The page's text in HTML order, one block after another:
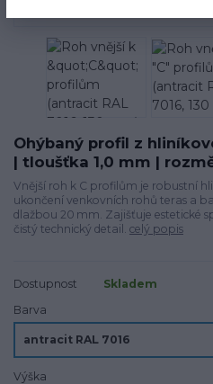
Ohýbaný profil z
| tloušťka 1,0 mm |
Vnější roh k C profilům je robustní
ukončení venkovních rohů teras a
dlažbou 20 mm. Zajišťuje estetické
čistý technický detail. celý popis
Dostupnost
Skladem
Barva
Výška